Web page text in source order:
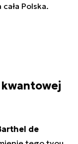
Polska.
kwantowej
de